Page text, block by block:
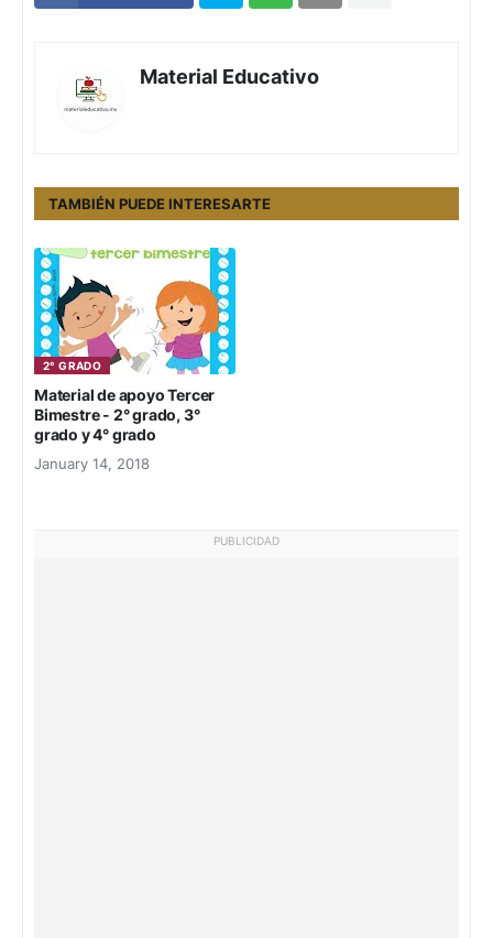
Material Educativo
TAMBIÉN PUEDE INTERESARTE
2° GRADO
Material de apoyo Tercer
Bimestre - 2° grado, 3°
grado y 4° grado
January 14, 2018
PUBLICIDAD